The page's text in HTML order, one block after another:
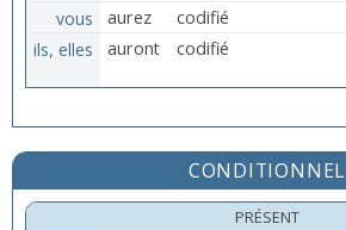
vous
aurez
codifié
ils, elles
auront codifié
CONDITIONNEL
PRÉSENT